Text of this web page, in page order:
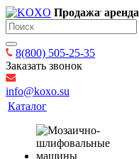
Продажа аренда
8(800) 505-25-35
Заказать звонок
info@koxo.su
Каталог